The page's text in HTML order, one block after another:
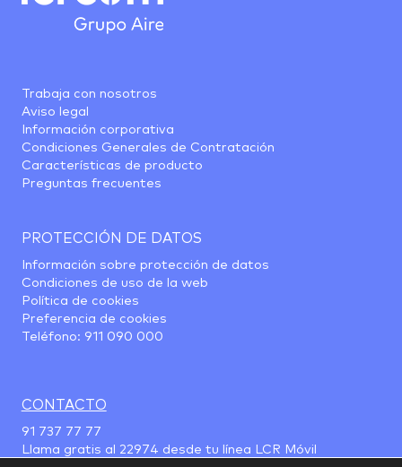
Trabaja con nosotros
Aviso legal
Información corporativa
Condiciones Generales de Contratación
Características de producto
Preguntas frecuentes
PROTECCIÓN DE DATOS
Información sobre protección de datos
Condiciones de uso de la web
Política de cookies
Preferencia de cookies
Teléfono: 911 090 000
CONTACTO
91 737 77 77
Llama gratis al 22974 desde tu línea LCR Móvil